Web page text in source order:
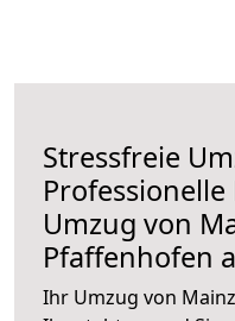
Stressfreie
Umzug von
Pfaffenhofen
Ihr Umzug von